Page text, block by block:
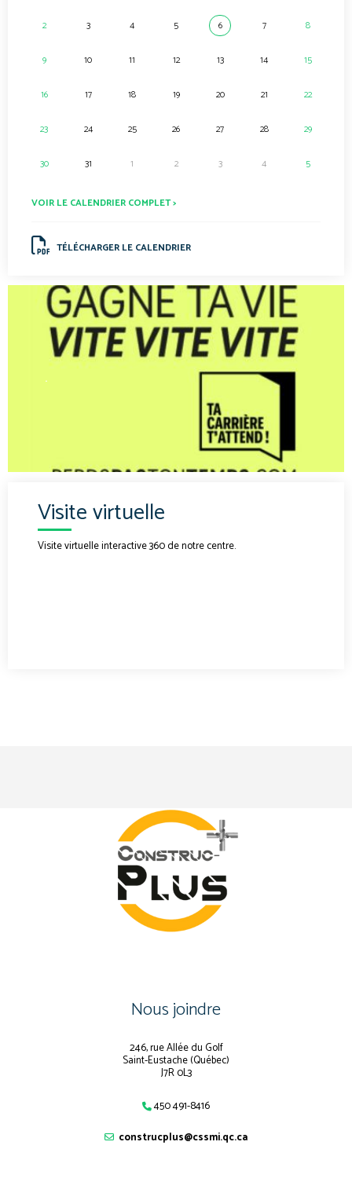
2 3 4 5 6 7 8
9 10 11 12 13 14 15
16 17 18 19 20 21 22
23 24 25 26 27 28 29
30 31 1 2 3 4 5
VOIR LE CALENDRIER COMPLET >
TÉLÉCHARGER LE CALENDRIER
.
Visite virtuelle
Visite virtuelle interactive 360 de notre centre.
Nous joindre
246, rue Allée du Golf
Saint-Eustache (Québec)
J7R 0L3
450 491-8416
construcplus@cssmi.qc.ca